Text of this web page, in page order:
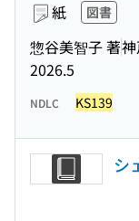
紙 図書
惣谷美智子 著
2026.5
NDLC KS139
シ